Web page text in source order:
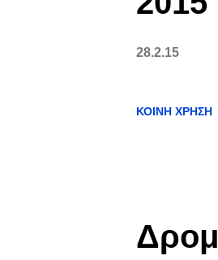
28.2.15
ΚΟΙΝΉ ΧΡΉΣΗ